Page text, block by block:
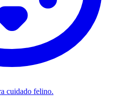
cuidado felino.